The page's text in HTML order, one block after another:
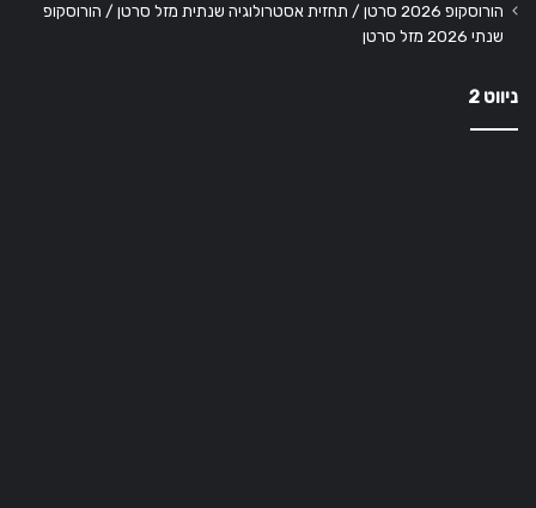
הורוסקופ 2026 סרטן / תחזית אסטרולוגיה שנתית מזל סרטן / הורוסקופ
שנתי 2026 מזל סרטן
ניווט 2